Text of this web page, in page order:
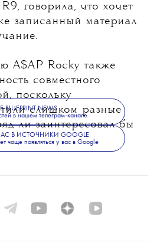
говорила, что хочет
записанный материал
A$AP Rocky также
совместного
поскольку
слишком разные
ли заинтересовал бы
BLUEPRINT NEWS
в нашем телеграм-канале
В ИСТОЧНИКИ GOOGLE
чаще появляться у вас в Google